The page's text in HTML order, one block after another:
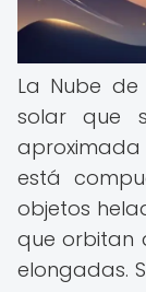
La Nube
solar que
aproximada
está
objetos
que orbitan
elongadas.